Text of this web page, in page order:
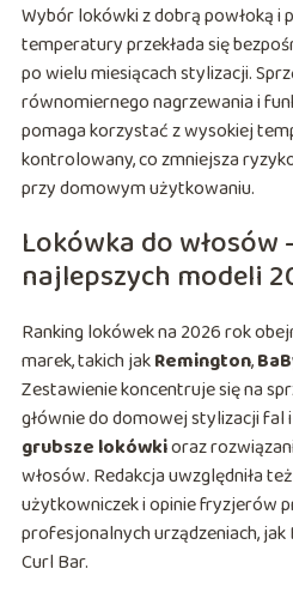
Wybór lokówki z dobrą powłoką i
temperatury przekłada się
po wielu miesiącach stylizacji.
równomiernego nagrzewania i
pomaga korzystać z wysokiej
kontrolowany, co zmniejsza
przy domowym użytkowaniu.
Lokówka do włosów
najlepszych modeli
Ranking lokówek na 2026 rok
marek, takich jakRemington,
Zestawienie koncentruje się na
głównie do domowej stylizacji fal
grubsze lokówkioraz
włosów. Redakcja uwzględniła
użytkowniczek i opinie fryzjerów
profesjonalnych urządzeniach,
Curl Bar.